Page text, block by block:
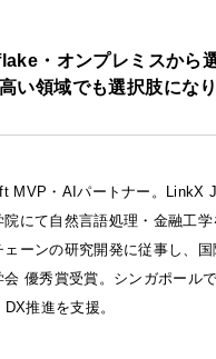
・オンプレミスから
い領域でも選択肢にな
MVP・AIパートナー。LinkX
院にて自然言語処理・金融工
ェーンの研究開発に従事し、
会 優秀賞受賞。シンガポール
推進を支援。